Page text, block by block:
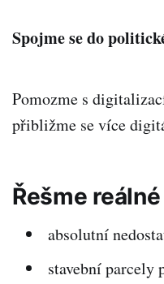
Spojme se do
Pomozme s
přibližme se více
Řešme
absolutní
stavební parcely